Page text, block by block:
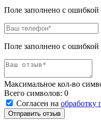
Поле заполнено с ошибкой
Поле заполнено с ошибкой
Максимальное кол-во
Всего символов: 0
Согласен на обработку
Отправить отзыв